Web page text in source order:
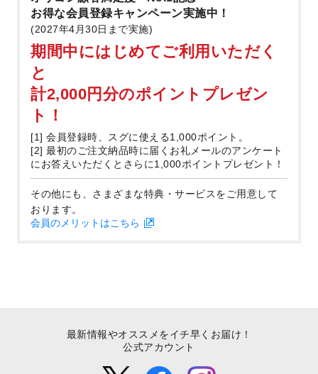
お得な会員登録キャンペーン実施中！
(2027年4月30日まで実施)
期間中にはじめてご利用いただく
と
計2,000円分のポイントプレゼン
ト！
[1] 会員登録時、スグに使える1,000ポイント。
[2] 最初のご注文納品時に届くお礼メールのアンケート
にお答えいただくとさらに1,000ポイントプレゼント！
その他にも、さまざまな特典・サービスをご用意して
おります。
会員のメリットはこちら
最新情報やオススメをイチ早くお届け！
公式アカウント